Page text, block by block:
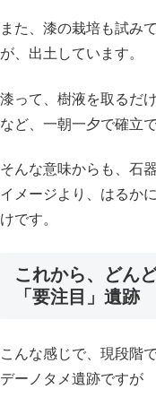
また、漆の栽培も試み
が、出土しています。
漆って、樹液を取るだ
など、一朝一夕で確立
そんな意味からも、石
イメージより、はるか
けです。
これから、どん
「要注目」遺跡
こんな感じで、現段階
デーノタメ遺跡ですが